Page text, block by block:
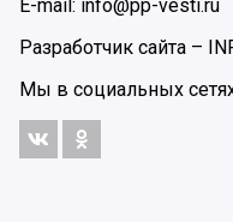
E-mail: info@pp-vesti.ru
Разработчик сайта –
Мы в социальных